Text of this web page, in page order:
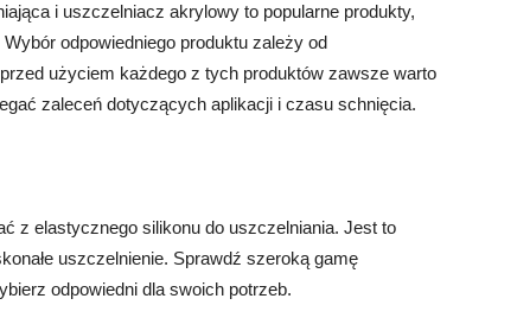
i uszczelniacz akrylowy to popularne produkty,
odpowiedniego produktu zależy od
użyciem każdego z tych produktów zawsze warto
zaleceń dotyczących aplikacji i czasu schnięcia.
z elastycznego silikonu do uszczelniania. Jest to
uszczelnienie. Sprawdź szeroką gamę
odpowiedni dla swoich potrzeb.